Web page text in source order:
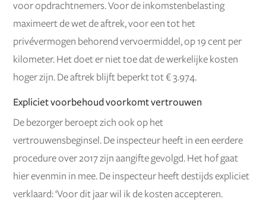
voor opdrachtnemers. Voor de inkomstenbelasting
maximeert de wet de aftrek, voor een tot het
privévermogen behorend vervoermiddel, op 19 cent per
kilometer. Het doet er niet toe dat de werkelijke kosten
hoger zijn. De aftrek blijft beperkt tot € 3.974.
Expliciet voorbehoud voorkomt vertrouwen
De bezorger beroept zich ook op het
vertrouwensbeginsel. De inspecteur heeft in een eerdere
procedure over 2017 zijn aangifte gevolgd. Het hof gaat
hier evenmin in mee. De inspecteur heeft destijds expliciet
verklaard: ‘Voor dit jaar wil ik de kosten accepteren.